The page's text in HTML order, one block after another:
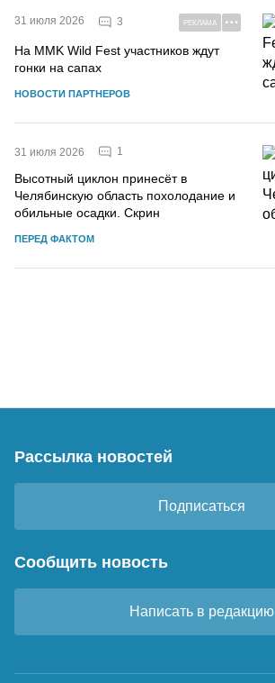
31 июля 2026 3 РЕКЛАМА
На MMK Wild Fest участников ждут
гонки на сапах
НОВОСТИ ПАРТНЕРОВ
31 июля 2026 1
Высотный циклон принесёт в
Челябинскую область похолодание и
обильные осадки. Скрин
ПЕРЕД ФАКТОМ
Рассылка новостей
Подписаться
Сообщить новость
Написать в редакцию